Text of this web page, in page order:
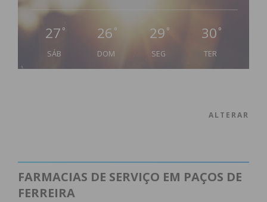
27 °
SÁB
26 °
DOM
29 °
SEG
30 °
TER
ALTERAR
FARMACIAS DE SERVIÇO EM PAÇOS DE
FERREIRA